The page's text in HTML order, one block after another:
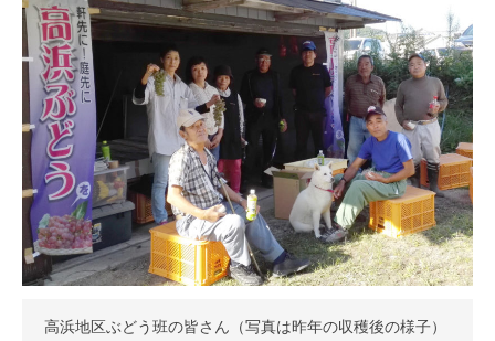
高浜地区ぶどう班の皆さん（写真は昨年の収穫後の様子）